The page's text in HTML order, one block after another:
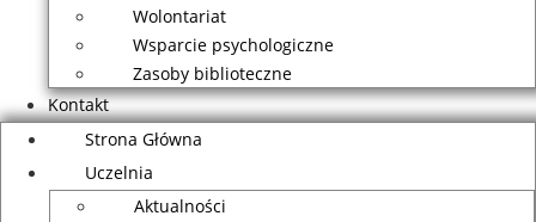
Wolontariat
Wsparcie psychologiczne
Zasoby biblioteczne
Kontakt
Strona Główna
Uczelnia
Aktualności